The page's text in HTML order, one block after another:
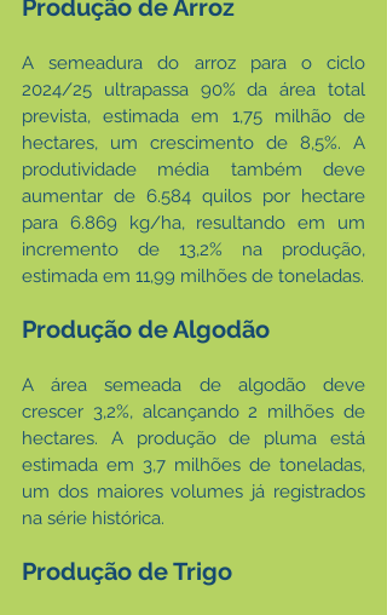
Produção de Arroz
A semeadura do arroz para o ciclo
2024/25 ultrapassa 90% da área total
prevista, estimada em 1,75 milhão de
hectares, um crescimento de 8,5%. A
produtividade média também deve
aumentar de 6.584 quilos por hectare
para 6.869 kg/ha, resultando em um
incremento de 13,2% na produção,
estimada em 11,99 milhões de toneladas.
Produção de Algodão
A área semeada de algodão deve
crescer 3,2%, alcançando 2 milhões de
hectares. A produção de pluma está
estimada em 3,7 milhões de toneladas,
um dos maiores volumes já registrados
na série histórica.
Produção de Trigo